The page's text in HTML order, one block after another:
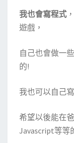
我也會寫程式
遊戲，
自己也會做一
的!
我也可以自己
希望以後能在
Javascript等等